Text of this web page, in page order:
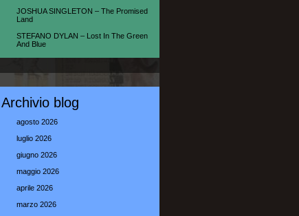
JOSHUA SINGLETON – The Promised
Land
STEFANO DYLAN – Lost In The Green
And Blue
Archivio blog
agosto 2026
luglio 2026
giugno 2026
maggio 2026
aprile 2026
marzo 2026